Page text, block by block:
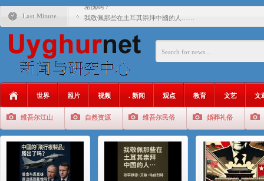
Last Minute
羞愧嗎？
我敬佩那些在土耳其崇拜中國的人……
基辛格与中国：50 年的爱与背叛
年的百年關係
大一统情结使魏京生失去理智 / 伊利夏提
伊利夏提：在自责与内疚中的挣扎
伊利夏提：消失在集中营的红衣女孩
伊利夏提：维吾尔种族灭绝
世界 照片 视频 . 新闻 观点 教育 文艺 文
维吾尔江山 自然资源 维吾尔民俗 婚葬礼俗